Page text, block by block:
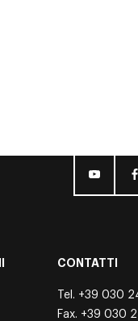
CONTATTI
Tel. +39 030
Fax. +39 030